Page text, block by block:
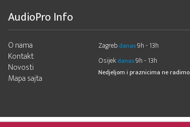
AudioPro Info
O nama
Kontakt
Novosti
Mapa sajta
Zagreb danas9h - 13h
Osijek danas9h - 13h
Nedjeljom i praznicima ne radimo